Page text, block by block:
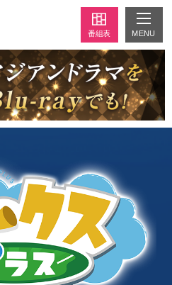
番組表 MENU